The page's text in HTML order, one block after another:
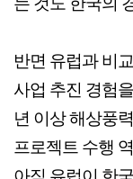
반면 유럽과 비
사업 추진 경험
년 이상 해상풍
프로젝트 수행